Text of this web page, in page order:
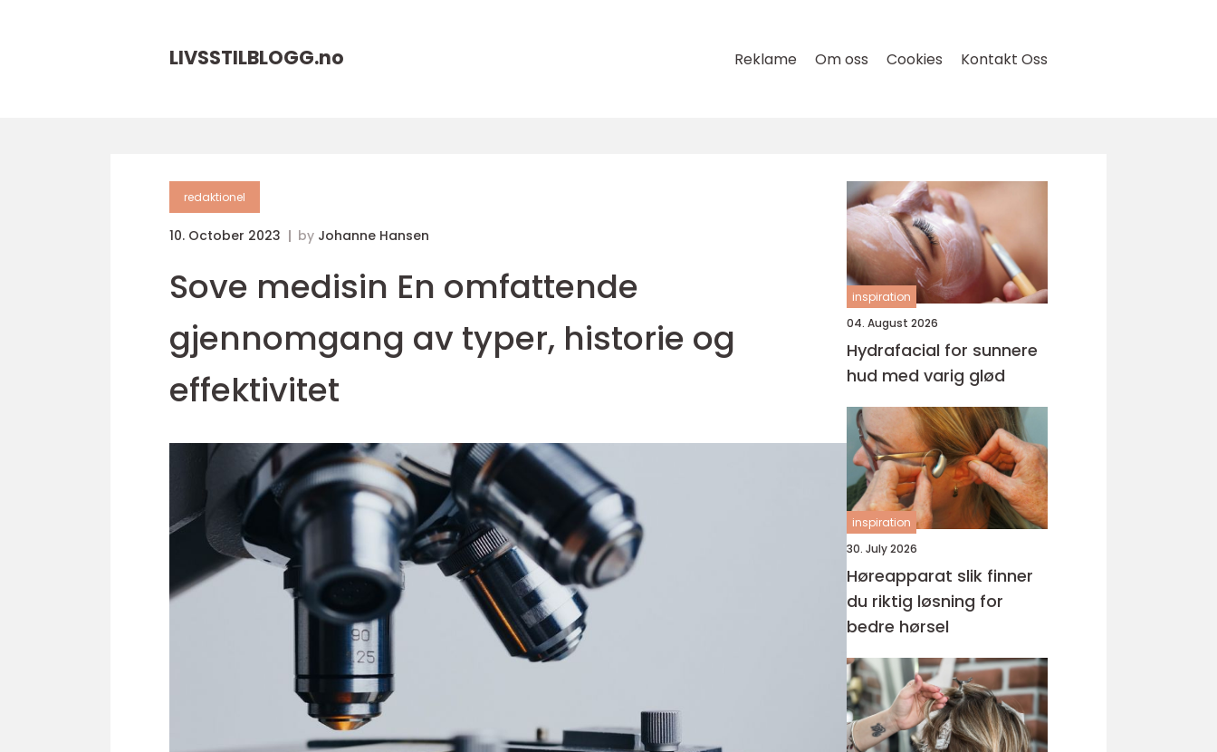
LIVSSTILBLOGG.no Reklame Om oss Cookies Kontakt Oss
redaktionel
10. October 2023 by Johanne Hansen
Sove medisin En omfattende
gjennomgang av typer, historie og
effektivitet
inspiration
04. August 2026
Hydrafacial for sunnere
hud med varig glød
inspiration
30. July 2026
Høreapparat slik finner
du riktig løsning for
bedre hørsel